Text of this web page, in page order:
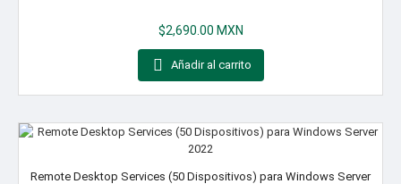
$2,690.00 MXN
 Añadir al carrito
Remote Desktop Services (50 Dispositivos) para Windows Server